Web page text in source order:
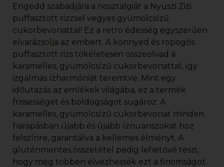
Engedd szabadjára a nosztalgiát a Nyuszi Zizi
puffasztott rizzsel vegyes gyümölcsízű
cukorbevonattal! Ez a retro édesség egyszerűen
elvarázsolja az embert. A könnyed és ropogós
puffasztott rizs tökéletesen összeolvad a
karamelles, gyümölcsízű cukorbevonattal, így
izgalmas ízharmóniát teremtve. Mint egy
időutazás az emlékek világába, ez a termék
frissességet és boldogságot sugároz. A
karamelles, gyümölcsízű cukorbevonat minden
harapásban újabb és újabb íznuanszokat hoz
felszínre, garantálva a kellemes élményt. A
gluténmentes összetétel pedig lehetővé teszi,
hogy még többen élvezhessék ezt a finomságot.